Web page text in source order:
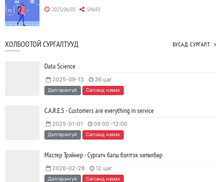
2023/06/05 SHARE
Борлуулагчид "ЮҮЛҮҮР"-т төвлөрөх шаардлагагүй болж
2023/06/02
Тодорхойгүй цаг үед CEO нар хэрхэн инновацийг дэмжих вэ?
JAVA программчлалын хэлний олимпиад амжилттай зохион
байгуулагдлаа.
2023/05/15 SHARE
Java VS Python: Аль хэлийг түрүүлж сурах вэ?
ХОЛБООТОЙ СУРГАЛТУУД БУСАД СУРГАЛТ
Data Science
2025-09-13 36 цаг
Дэлгэрэнгүй Сагсанд нэмэх
C.A.R.E.S - Customers are everything in service
2025-01-01 09:00 -12:00
Дэлгэрэнгүй Сагсанд нэмэх
Мастер Трэйнер - Сургагч багш бэлтгэх хөтөлбөр
2026-02-28 12 цаг
Дэлгэрэнгүй Сагсанд нэмэх